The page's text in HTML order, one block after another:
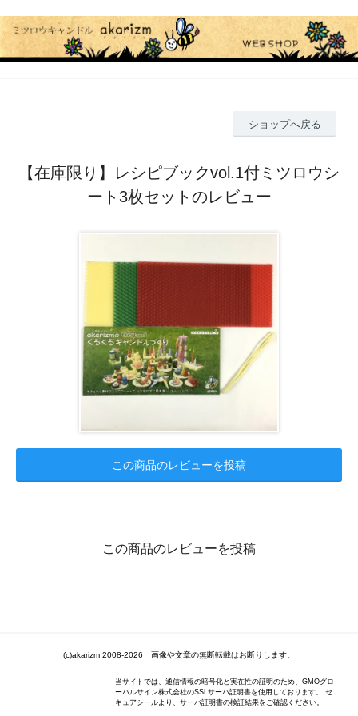
ショップへ戻る
【在庫限り】レシピブックvol.1付ミツロウシ
ート3枚セットのレビュー
この商品のレビューを投稿
この商品のレビューを投稿
(c)akarizm 2008-2026 画像や文章の無断転載はお断りします。
当サイトでは、通信情報の暗号化と実在性の証明のため、GMOグロ
ーバルサイン株式会社のSSLサーバ証明書を使用しております。 セ
キュアシールより、サーバ証明書の検証結果をご確認ください。